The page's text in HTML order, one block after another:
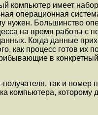
компьютер имеет
операционная
нужен. Большинство
на время pаботы с
Когда данные
процесс готов их
в
так и
компьютера, которому